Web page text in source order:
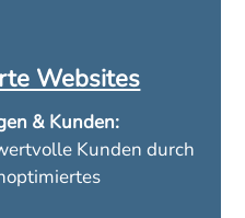
Websites
& Kunden:
Kunden durch